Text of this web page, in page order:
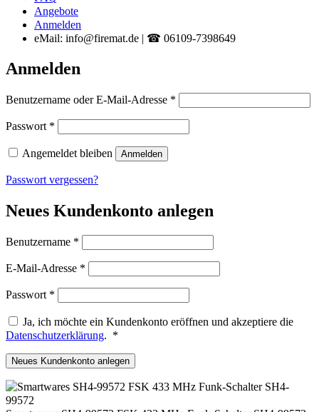
Angebote
Anmelden
eMail: info@firemat.de | ☎ 06109-7398649
Anmelden
Benutzername oder E-Mail-Adresse *
Passwort *
Angemeldet bleiben Anmelden
Passwort vergessen?
Neues Kundenkonto anlegen
Benutzername *
E-Mail-Adresse *
Passwort *
Ja, ich möchte ein Kundenkonto eröffnen und akzeptiere die
Datenschutzerklärung. *
Neues Kundenkonto anlegen